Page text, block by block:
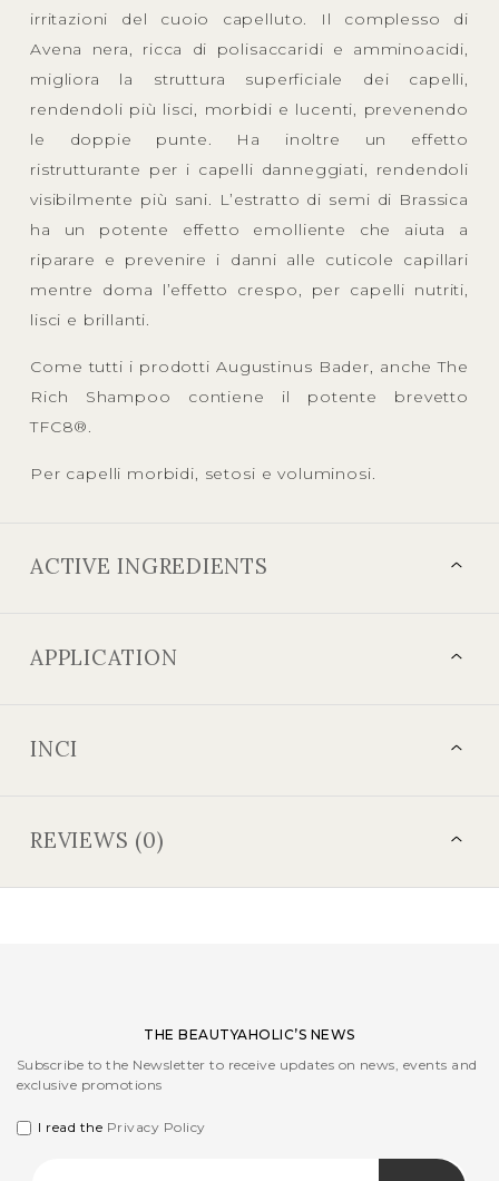
irritazioni del cuoio capelluto. Il complesso di
Avena nera, ricca di polisaccaridi e amminoacidi,
migliora la struttura superficiale dei capelli,
rendendoli più lisci, morbidi e lucenti, prevenendo
le doppie punte. Ha inoltre un effetto
ristrutturante per i capelli danneggiati, rendendoli
visibilmente più sani. L’estratto di semi di Brassica
ha un potente effetto emolliente che aiuta a
riparare e prevenire i danni alle cuticole capillari
mentre doma l’effetto crespo, per capelli nutriti,
lisci e brillanti.
Come tutti i prodotti Augustinus Bader, anche The
Rich Shampoo contiene il potente brevetto
TFC8®.
Per capelli morbidi, setosi e voluminosi.
ACTIVE INGREDIENTS
APPLICATION
INCI
REVIEWS (0)
THE BEAUTYAHOLIC’S NEWS
Subscribe to the Newsletter to receive updates on news, events and
exclusive promotions
I read the Privacy Policy